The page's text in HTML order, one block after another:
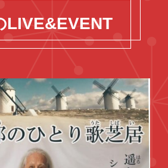
LIVE&EVENT